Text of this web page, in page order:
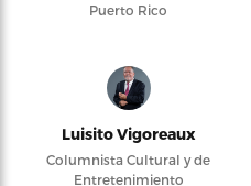
Puerto Rico
Luisito Vigoreaux
Columnista Cultural y de
Entretenimiento